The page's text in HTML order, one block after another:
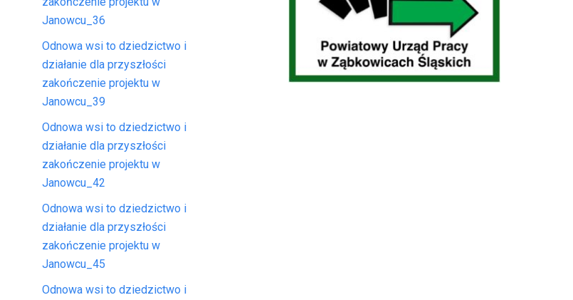
Janowcu_36
Odnowa wsi to dziedzictwo i
działanie dla przyszłości
zakończenie projektu w
Janowcu_39
Odnowa wsi to dziedzictwo i
działanie dla przyszłości
zakończenie projektu w
Janowcu_42
Odnowa wsi to dziedzictwo i
działanie dla przyszłości
zakończenie projektu w
Janowcu_45
Odnowa wsi to dziedzictwo i